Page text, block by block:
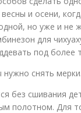
и осени,
но уже и не
для
под более
снять мерки.
без сшивания
полотном. Для